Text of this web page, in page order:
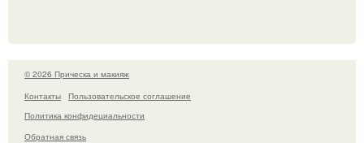
© 2026 Прическа и макияж
Контакты
Пользовательское соглашение
Политика конфидециальности
Обратная связь